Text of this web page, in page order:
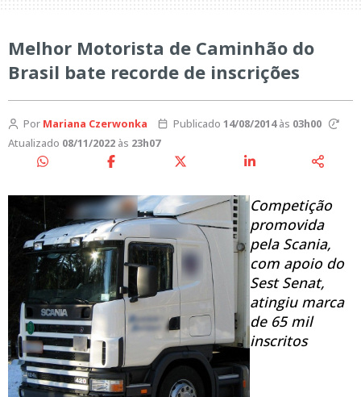
Melhor Motorista de Caminhão do
Brasil bate recorde de inscrições
Por Mariana Czerwonka Publicado 14/08/2014às 03h00
Atualizado 08/11/2022 às 23h07
Competição
promovida
pela Scania,
com apoio do
Sest Senat,
atingiu marca
de 65 mil
inscritos